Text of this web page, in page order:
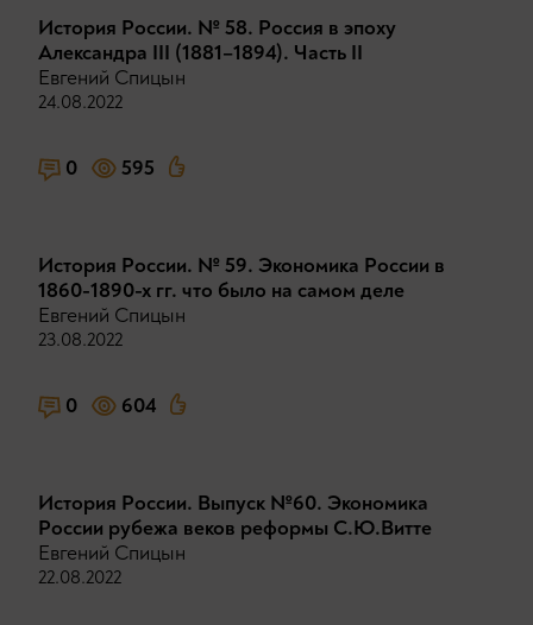
История России. № 58. Россия в эпоху
Александра III (1881–1894). Часть II
Евгений Спицын
24.08.2022
0 595
История России. № 59. Экономика России в
1860-1890-х гг. что было на самом деле
Евгений Спицын
23.08.2022
0 604
История России. Выпуск №60. Экономика
России рубежа веков реформы С.Ю.Витте
Евгений Спицын
22.08.2022